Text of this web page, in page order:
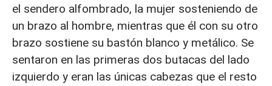
el sendero alfombrado, la mujer sosteniendo de
un brazo al hombre, mientras que él con su otro
brazo sostiene su bastón blanco y metálico. Se
sentaron en las primeras dos butacas del lado
izquierdo y eran las únicas cabezas que el resto